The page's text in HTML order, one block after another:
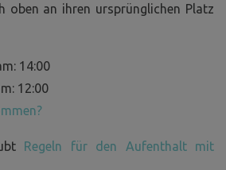
oben an ihren ursprünglichen Platz
14:00
12:00
Regeln für den Aufenthalt mit